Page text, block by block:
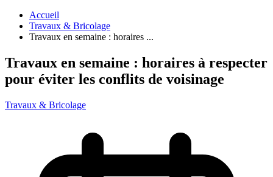
Accueil
Travaux & Bricolage
Travaux en semaine : horaires ...
Travaux en semaine : horaires à respecter
pour éviter les conflits de voisinage
Travaux & Bricolage